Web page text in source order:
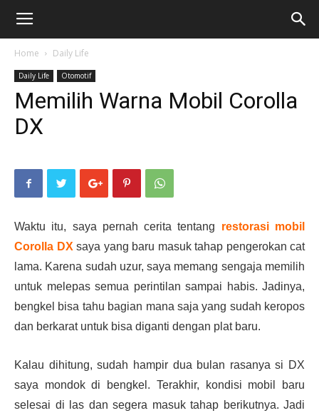
Home Daily Life
Daily Life Otomotif
Memilih Warna Mobil Corolla
DX
Waktu itu, saya pernah cerita tentang restorasi mobil
Corolla DX saya yang baru masuk tahap pengerokan cat
lama. Karena sudah uzur, saya memang sengaja memilih
untuk melepas semua perintilan sampai habis. Jadinya,
bengkel bisa tahu bagian mana saja yang sudah keropos
dan berkarat untuk bisa diganti dengan plat baru.
Kalau dihitung, sudah hampir dua bulan rasanya si DX
saya mondok di bengkel. Terakhir, kondisi mobil baru
selesai di las dan segera masuk tahap berikutnya. Jadi